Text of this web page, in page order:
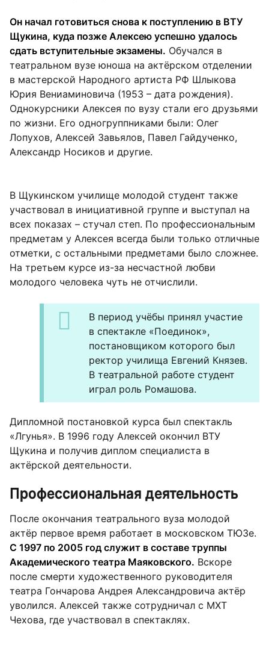
Он начал готовиться снова к поступлению в ВТУ
Щукина, куда позже Алексею успешно удалось
сдать вступительные экзамены. Обучался в
театральном вузе юноша на актёрском отделении
в мастерской Народного артиста РФ Шлыкова
Юрия Вениаминовича (1953 – дата рождения).
Однокурсники Алексея по вузу стали его друзьями
по жизни. Его одногруппниками были: Олег
Лопухов, Алексей Завьялов, Павел Гайдученко,
Александр Носиков и другие.
В Щукинском училище молодой студент также
участвовал в инициативной группе и выступал на
всех показах – стучал степ. По профессиональным
предметам у Алексея всегда были только отличные
отметки, с остальными предметами было сложнее.
На третьем курсе из-за несчастной любви
молодого человека чуть не отчислили.
В период учёбы принял участие
в спектакле «Поединок»,
постановщиком которого был
ректор училища Евгений Князев.
В театральной работе студент
играл роль Ромашова.
Дипломной постановкой курса был спектакль
«Лгунья». В 1996 году Алексей окончил ВТУ
Щукина и получив диплом специалиста в
актёрской деятельности.
Профессиональная деятельность
После окончания театрального вуза молодой
актёр первое время работает в московском ТЮЗе.
С 1997 по 2005 год служит в составе труппы
Академического театра Маяковского. Вскоре
после смерти художественного руководителя
театра Гончарова Андрея Александровича актёр
уволился. Алексей также сотрудничал с МХТ
Чехова, где участвовал в спектаклях.